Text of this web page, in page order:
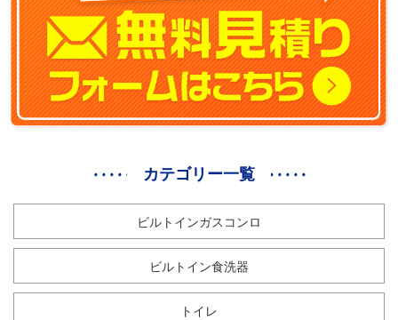
カテゴリー一覧
ビルトインガスコンロ
ビルトイン食洗器
トイレ